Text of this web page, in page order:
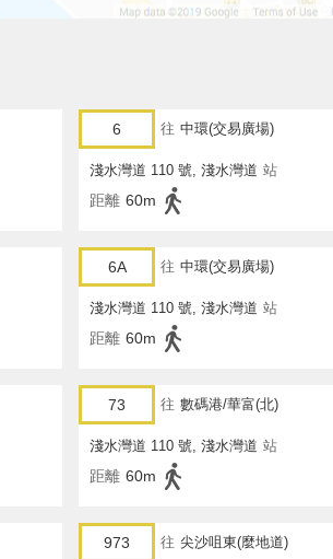
6 往 中環(交易廣場)
淺水灣道 110 號, 淺水灣道 站
距離 60m
6A 往 中環(交易廣場)
淺水灣道 110 號, 淺水灣道 站
距離 60m
73 往 數碼港/華富(北)
淺水灣道 110 號, 淺水灣道 站
距離 60m
973 往 尖沙咀東(麼地道)